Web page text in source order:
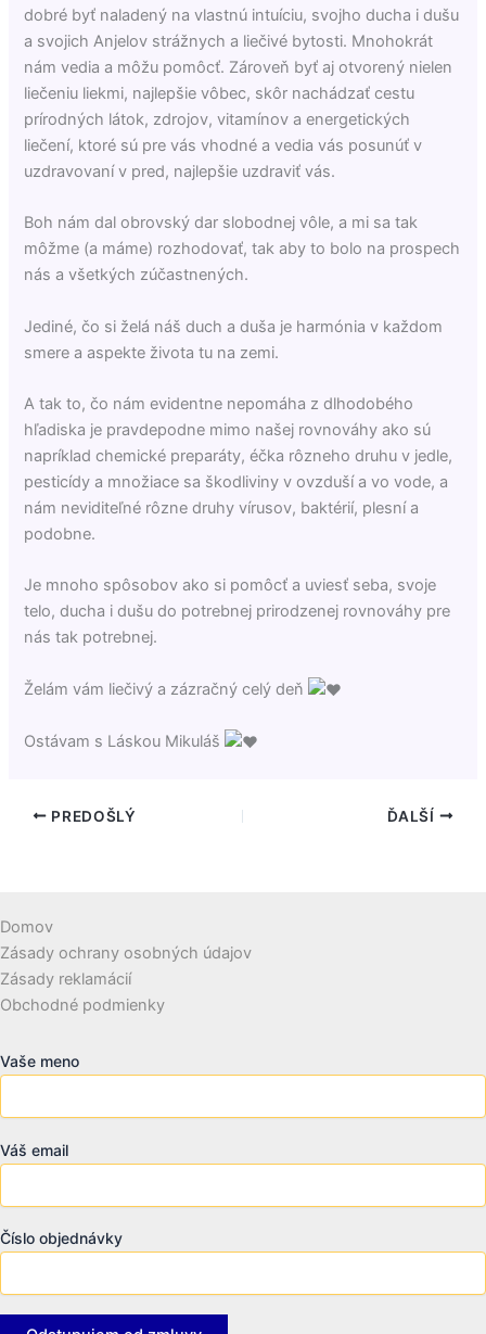
dobré byť naladený na vlastnú intuíciu, svojho ducha i dušu
a svojich Anjelov strážnych a liečivé bytosti. Mnohokrát
nám vedia a môžu pomôcť. Zároveň byť aj otvorený nielen
liečeniu liekmi, najlepšie vôbec, skôr nachádzať cestu
prírodných látok, zdrojov, vitamínov a energetických
liečení, ktoré sú pre vás vhodné a vedia vás posunúť v
uzdravovaní v pred, najlepšie uzdraviť vás.
Boh nám dal obrovský dar slobodnej vôle, a mi sa tak
môžme (a máme) rozhodovať, tak aby to bolo na prospech
nás a všetkých zúčastnených.
Jediné, čo si želá náš duch a duša je harmónia v každom
smere a aspekte života tu na zemi.
A tak to, čo nám evidentne nepomáha z dlhodobého
hľadiska je pravdepodne mimo našej rovnováhy ako sú
napríklad chemické preparáty, éčka rôzneho druhu v jedle,
pesticídy a množiace sa škodliviny v ovzduší a vo vode, a
nám neviditeľné rôzne druhy vírusov, baktérií, plesní a
podobne.
Je mnoho spôsobov ako si pomôcť a uviesť seba, svoje
telo, ducha i dušu do potrebnej prirodzenej rovnováhy pre
nás tak potrebnej.
Želám vám liečivý a zázračný celý deň
Ostávam s Láskou Mikuláš
PREDOŠLÝ ĎALŠÍ
Domov
Zásady ochrany osobných údajov
Zásady reklamácií
Obchodné podmienky
Vaše meno
Váš email
Číslo objednávky